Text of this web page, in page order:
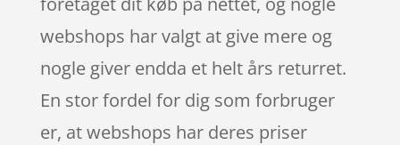
webshops har valgt at give mere og
nogle giver endda et helt års returret.
En stor fordel for dig som forbruger
er, at webshops har deres priser